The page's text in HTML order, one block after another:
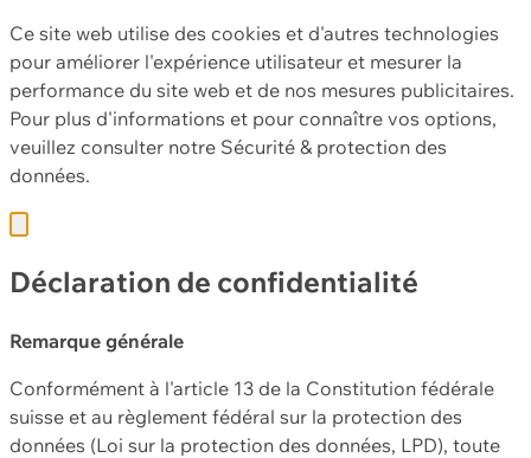
Ce site web utilise des cookies et d'autres technologies
pour améliorer l'expérience utilisateur et mesurer la
performance du site web et de nos mesures publicitaires.
Pour plus d'informations et pour connaître vos options,
veuillez consulter notre Sécurité & protection des
données.
Déclaration de confidentialité
Remarque générale
Conformément à l'article 13 de la Constitution fédérale
suisse et au règlement fédéral sur la protection des
données (Loi sur la protection des données, LPD), toute